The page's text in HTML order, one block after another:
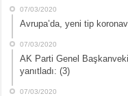
07/03/2020
Avrupa’da, yeni tip
07/03/2020
AK Parti Genel
yanıtladı: (3)
07/03/2020